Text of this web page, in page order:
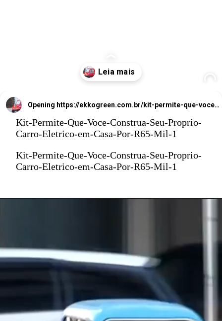
em
il
Opening https://ekkogreen.com.br/kit-permite-que-voce-construa-carro-eletrico-em-casa/?utm_source=google&utm_medium=web-stories&utm_campaign=carro-eletrico
Kit-Permite-Que-Voce-Construa-Seu-Proprio-
Carro-Eletrico-em-Casa-Por-R65-Mil-1
Kit-Permite-Que-Voce-Construa-Seu-Proprio-
Carro-Eletrico-em-Casa-Por-R65-Mil-1